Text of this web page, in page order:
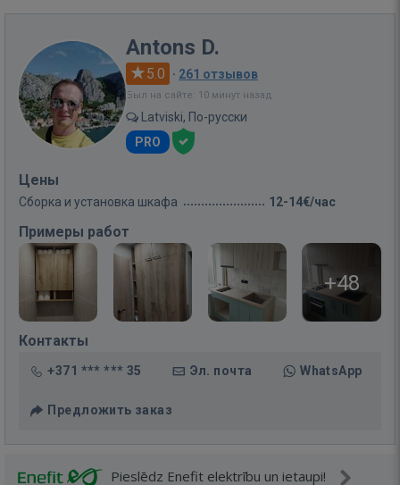
Antons D.
5.0 · 261 отзывов
Был на сайте: 10 минут назад
Latviski, По-русски
PRO
Цены
Сборка и установка шкафа 12-14€/час
Примеры работ
+48
Контакты
+371 *** *** 35 Эл. почта WhatsApp
Предложить заказ
Pieslēdz Enefit elektrību un ietaupi!